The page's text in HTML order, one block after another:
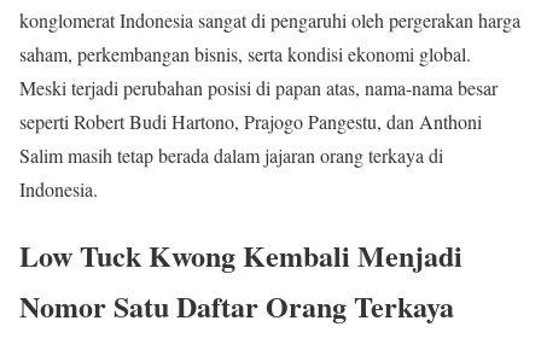
konglomerat Indonesia sangat di pengaruhi oleh pergerakan harga
saham, perkembangan bisnis, serta kondisi ekonomi global.
Meski terjadi perubahan posisi di papan atas, nama-nama besar
seperti Robert Budi Hartono, Prajogo Pangestu, dan Anthoni
Salim masih tetap berada dalam jajaran orang terkaya di
Indonesia.
Low Tuck Kwong Kembali Menjadi
Nomor Satu Daftar Orang Terkaya